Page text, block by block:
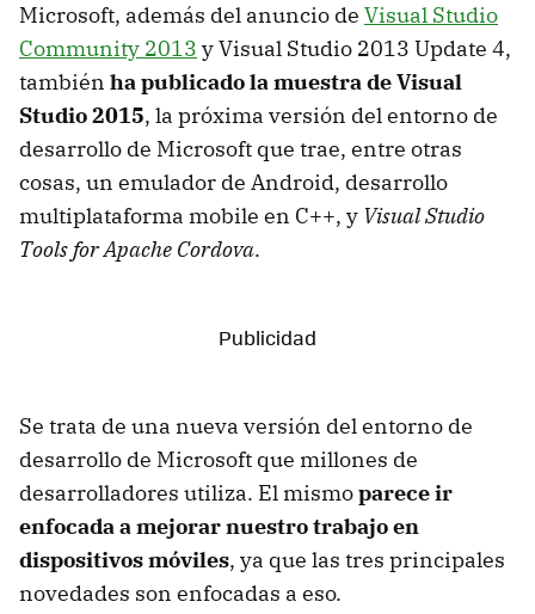
Microsoft, además del anuncio de Visual Studio
Community 2013 y Visual Studio 2013 Update 4,
también ha publicado la muestra de Visual
Studio 2015, la próxima versión del entorno de
desarrollo de Microsoft que trae, entre otras
cosas, un emulador de Android, desarrollo
multiplataforma mobile en C++, y Visual Studio
Tools for Apache Cordova.
Se trata de una nueva versión del entorno de
desarrollo de Microsoft que millones de
desarrolladores utiliza. El mismoparece ir
enfocada a mejorar nuestro trabajo en
dispositivos móviles, ya que las tres principales
novedades son enfocadas a eso.